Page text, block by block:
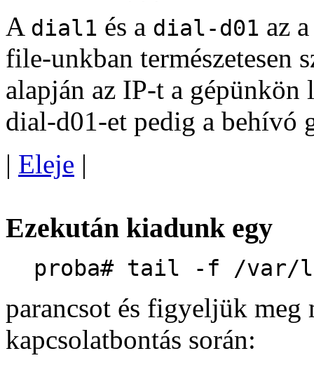
A dial1 és a dial-d01 az
file-unkban természetesen
alapján az IP-t a
dial-d01-et pedig a behívó
| Eleje |
Ezekután kiadunk egy
proba# tail -f /var/
parancsot és figyeljük meg
kapcsolatbontás során: